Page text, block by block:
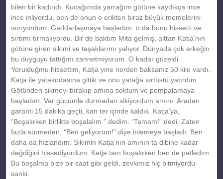
bilen bir kadındı. Kucağımda yarrağım götüne kaydıkça ince
ince inliyordu, ben de onun o erikten biraz büyük memelerini
ısırıyordum. Gaddarlaşmaya başladım, o da bunu hissetti ve
sırtımı tırmalıyordu. Bir de baktım Mita gelmiş, alttan Katja’nın
götüne giren sikimi ve taşaklarımı yalıyor. Dünyada çok erkeğin
bu duyguyu tattığını zannetmiyorum. O kadar güzeldi.
Yorulduğmu hissettim, Katja yine nerden baksanız 50 kilo vardı.
Katja ile yatakodasına gittik ve onu yatağa sırtüstü yatırdım.
Götünden sikmeyi bırakıp amına soktum ve pompalamaya
başladım. Var gücümle durmadan sikiyordum amını. Aradan
garanti 15 dakika geçti, kan ter içinde kaldık. Katja’ya,
“Boşalırken birlikte boşalalım.” dedim. “Tamam!” dedi. Zaten
fazla sürmeden, “Ben geliyorum!” diye inlemeye başladı. Ben
daha da hızlandım. Sikimin Katja’nın amının ta dibine kadar
değdiğini hissediyordum. Katja tam boşalırken ben de patladım.
Bu boşalma bize bir saat gibi geldi, zevkimiz hiç bitmiyordu
sanki.